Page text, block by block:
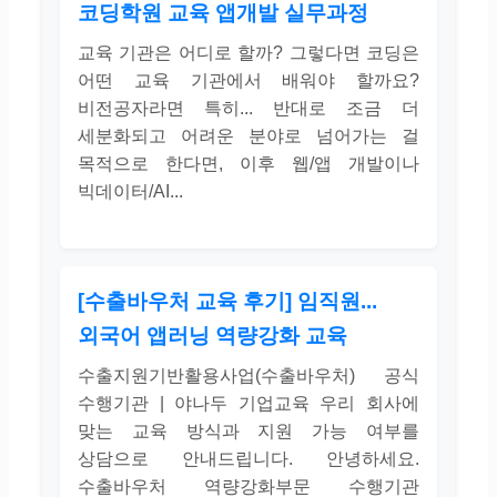
코딩학원 교육 앱개발 실무과정
교육 기관은 어디로 할까? 그렇다면 코딩은
어떤 교육 기관에서 배워야 할까요?
비전공자라면 특히... 반대로 조금 더
세분화되고 어려운 분야로 넘어가는 걸
목적으로 한다면, 이후 웹/앱 개발이나
빅데이터/AI...
[수출바우처 교육 후기] 임직원...
외국어 앱러닝 역량강화 교육
수출지원기반활용사업(수출바우처) 공식
수행기관 | 야나두 기업교육 우리 회사에
맞는 교육 방식과 지원 가능 여부를
상담으로 안내드립니다. 안녕하세요.
수출바우처 역량강화부문 수행기관